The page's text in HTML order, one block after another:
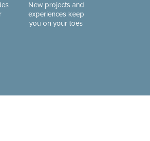
New projects and
experiences keep
you on your toes